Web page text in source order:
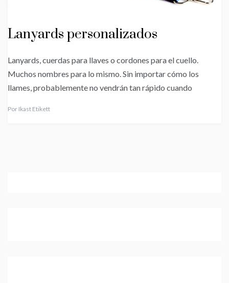
Lanyards personalizados
Lanyards, cuerdas para llaves o cordones para el cuello.
Muchos nombres para lo mismo. Sin importar cómo los
llames, probablemente no vendrán tan rápido cuando
Por Ikast Etikett